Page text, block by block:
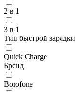
2 в 1
3 в 1
Тип быстрой зарядки
Quick Charge
Бренд
Borofone